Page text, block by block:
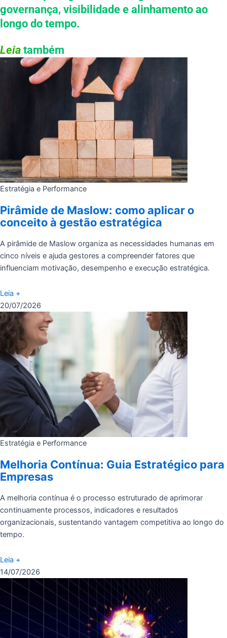
governança, visibilidade e alinhamento ao
longo do tempo.
Leia também
Estratégia e Performance
Pirâmide de Maslow: como aplicar o
conceito à gestão estratégica
A pirâmide de Maslow organiza as necessidades humanas em
cinco níveis e ajuda gestores a compreender fatores que
influenciam motivação, desempenho e execução estratégica.
Leia +
20/07/2026
Estratégia e Performance
Melhoria Contínua: Guia Estratégico para
Empresas
A melhoria contínua é o processo estruturado de aprimorar
continuamente processos, indicadores e resultados
organizacionais, sustentando vantagem competitiva ao longo do
tempo.
Leia +
14/07/2026